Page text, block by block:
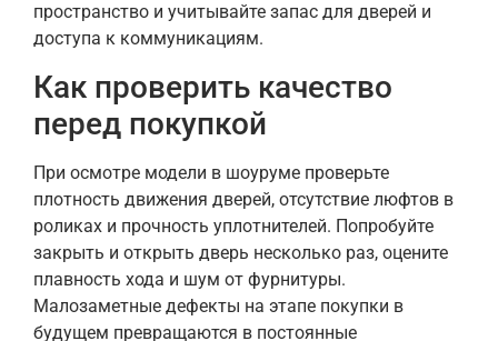
пространство и учитывайте запас для дверей и
доступа к коммуникациям.
Как проверить качество
перед покупкой
При осмотре модели в шоуруме проверьте
плотность движения дверей, отсутствие люфтов в
роликах и прочность уплотнителей. Попробуйте
закрыть и открыть дверь несколько раз, оцените
плавность хода и шум от фурнитуры.
Малозаметные дефекты на этапе покупки в
будущем превращаются в постоянные